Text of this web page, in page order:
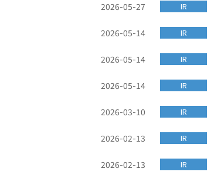
2026-05-27 IR
2026-05-14 IR
2026-05-14 IR
2026-05-14 IR
2026-03-10 IR
2026-02-13 IR
2026-02-13 IR